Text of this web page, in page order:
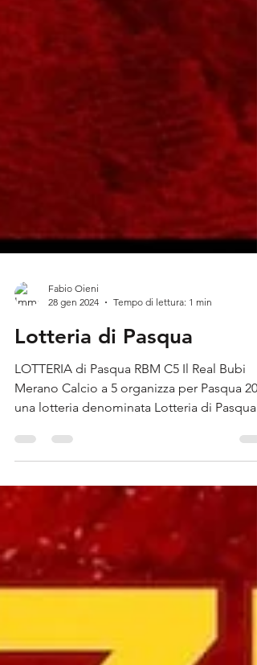
28 gen 2024
Tempo di lettura: 1 min
Lotteria di Pasqua
LOTTERIA di Pasqua RBM C5 Il Real Bubi
una lotteria denominata Lotteria di Pasqua
RBM C5....